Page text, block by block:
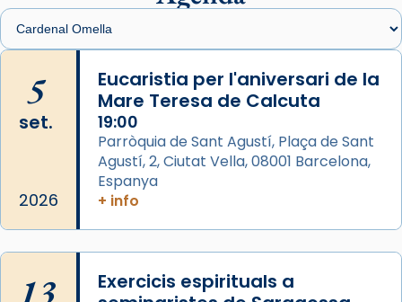
Santes de Mataró.
🔗
📸 J. Merino
Photo
View on Facebook ·
Arquebisbat de Barcelona
de Barcelona.
2 weeks ago
comitè organitzador de la visita apostòlica
5
set.
2026
Eucaristia per l'aniversari de la
Mare Teresa de Calcuta
19:00
Parròquia de Sant Agustí, Plaça de Sant
Agustí, 2, Ciutat Vella, 08001 Barcelona,
Espanya
+ info
13
Exercicis espirituals a